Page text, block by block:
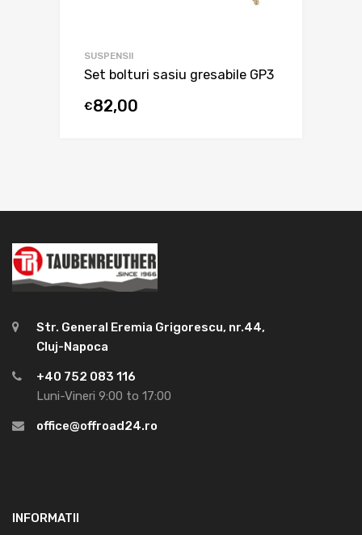
SUSPENSII
Set bolturi sasiu gresabile GP3
€82,00
Str. General Eremia Grigorescu, nr.44,
Cluj-Napoca
+40 752 083 116
Luni-Vineri 9:00 to 17:00
office@offroad24.ro
INFORMATII